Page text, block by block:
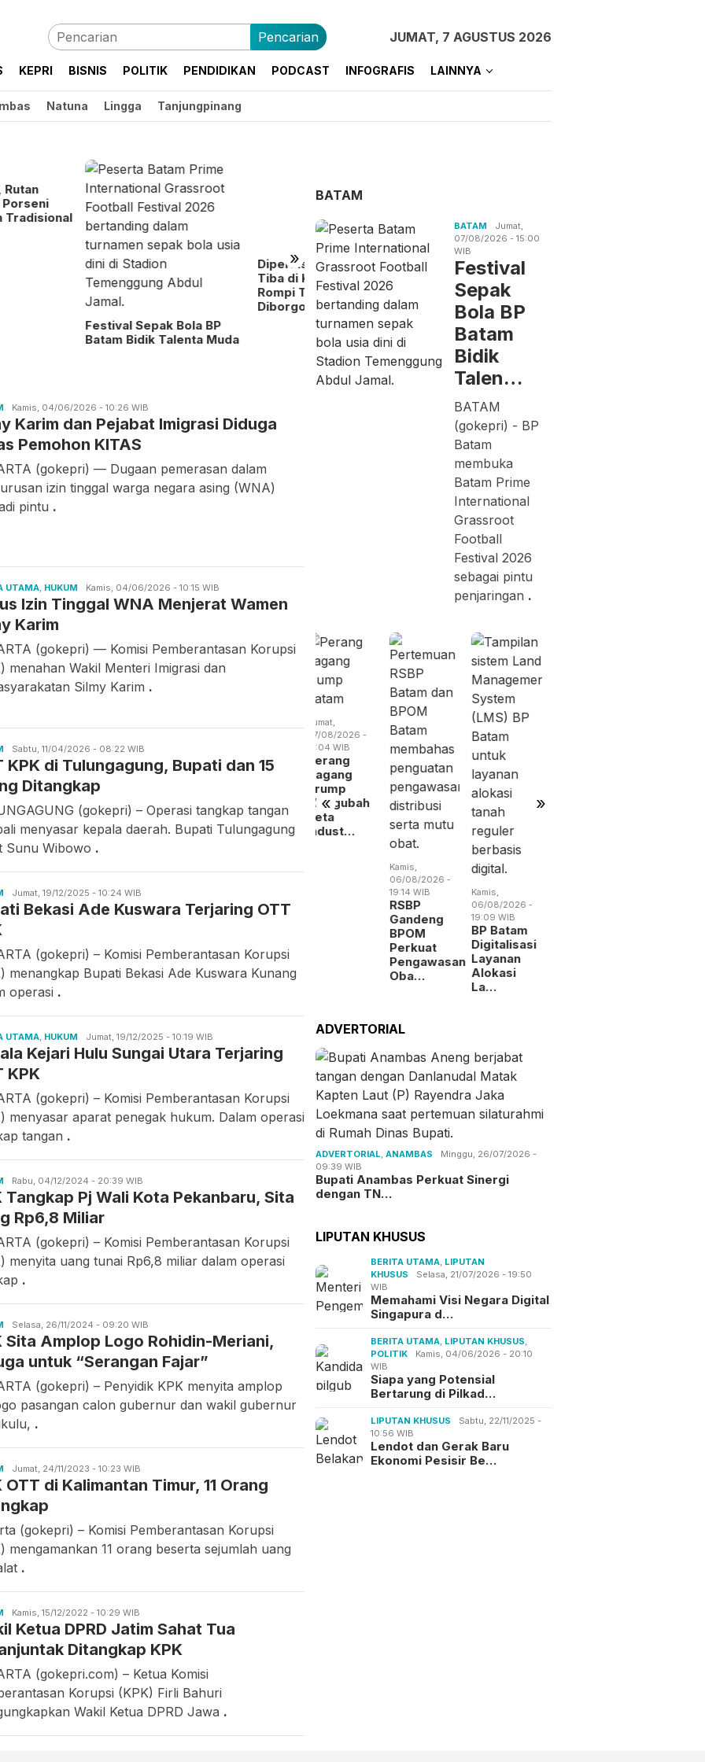
Pencarian JUMAT, 7 AGUSTUS 2026
KEPRI BISNIS POLITIK PENDIDIKAN PODCAST INFOGRAFIS LAINNYA
Natuna Lingga Tanjungpinang
»
Sepak Bola BP
Bidik Talenta Muda
Diperiksa Tim 9, Febrie
Tiba di Kejagung Pakai
Rompi Tahanan dan
Diborgol
Ratusan Senjata di
Sekolah Jaksel, Ini
Penjelasan Polisi
Bantu Masyarakat dan
Jaga Stabilitas Harga,
Polsek Kundur Gelar
Pangan Murah
Candra
Gunawan
Kamis, 04/06/2026 - 10:26 WIB
Karim dan Pejabat Imigrasi Diduga
Pemohon KITAS
(gokepri) — Dugaan pemerasan dalam
izin tinggal warga negara asing (WNA)
pintu .
UTAMA, HUKUM Candra
Gunawan
Kamis, 04/06/2026 - 10:15 WIB
Izin Tinggal WNA Menjerat Wamen
Karim
(gokepri) — Komisi Pemberantasan Korupsi
menahan Wakil Menteri Imigrasi dan
Silmy Karim .
Candra
Gunawan
Sabtu, 11/04/2026 - 08:22 WIB
KPK di Tulungagung, Bupati dan 15
Ditangkap
(gokepri) – Operasi tangkap tangan
menyasar kepala daerah. Bupati Tulungagung
Sunu Wibowo .
Candra
Gunawan
Jumat, 19/12/2025 - 10:24 WIB
Bekasi Ade Kuswara Terjaring OTT
(gokepri) – Komisi Pemberantasan Korupsi
menangkap Bupati Bekasi Ade Kuswara Kunang
operasi .
UTAMA, HUKUM Candra
Gunawan
Jumat, 19/12/2025 - 10:19 WIB
Kejari Hulu Sungai Utara Terjaring
KPK
(gokepri) – Komisi Pemberantasan Korupsi
menyasar aparat penegak hukum. Dalam operasi
tangan .
Candra
Gunawan
Rabu, 04/12/2024 - 20:39 WIB
Tangkap Pj Wali Kota Pekanbaru, Sita
Rp6,8 Miliar
(gokepri) – Komisi Pemberantasan Korupsi
menyita uang tunai Rp6,8 miliar dalam operasi
.
Candra
Gunawan
Selasa, 26/11/2024 - 09:20 WIB
Sita Amplop Logo Rohidin-Meriani,
untuk “Serangan Fajar”
(gokepri) – Penyidik KPK menyita amplop
pasangan calon gubernur dan wakil gubernur
.
Candra
Gunawan
Jumat, 24/11/2023 - 10:23 WIB
OTT di Kalimantan Timur, 11 Orang
(gokepri) – Komisi Pemberantasan Korupsi
mengamankan 11 orang beserta sejumlah uang
.
Candra
Gunawan
Kamis, 15/12/2022 - 10:29 WIB
Ketua DPRD Jatim Sahat Tua
Ditangkap KPK
(gokepri.com) – Ketua Komisi
Korupsi (KPK) Firli Bahuri
Wakil Ketua DPRD Jawa .
BATAM
BATAM
Jumat,
07/08/2026 - 15:00
WIB
Festival
Sepak
Bola BP
Batam
Bidik
Talen…
BATAM
(gokepri) - BP
Batam
membuka
Batam Prime
International
Grassroot
Football
Festival 2026
sebagai pintu
penjaringan .
« »
Batam
Kamis,
Batam
Akses
Kerja
Penyandang
Dis…
BP Batam
Pemanfaatan Perang
Dagang
Mengubah
Peta
Indust…
Pengawasan
Kamis,
06/08/2026 -
19:09 WIB
BP Batam
Digitalisasi
Layanan
Alokasi
Kamis,
14:15 WIB
Batam
Akses
Kerja
Penyandang
Dis…
ADVERTORIAL
ADVERTORIAL,ANAMBAS
Minggu, 26/07/2026 -
09:39 WIB
Bupati Anambas Perkuat Sinergi
dengan TN…
LIPUTAN KHUSUS
BERITA UTAMA, LIPUTAN
KHUSUS
Selasa, 21/07/2026 - 19:50
WIB
Memahami Visi Negara Digital
Singapura d…
BERITA UTAMA, LIPUTAN KHUSUS,
POLITIK
Kamis, 04/06/2026 - 20:10
WIB
Siapa yang Potensial
Bertarung di Pilkad…
LIPUTAN KHUSUS
Sabtu, 22/11/2025 -
10:56 WIB
Lendot dan Gerak Baru
Ekonomi Pesisir Be…